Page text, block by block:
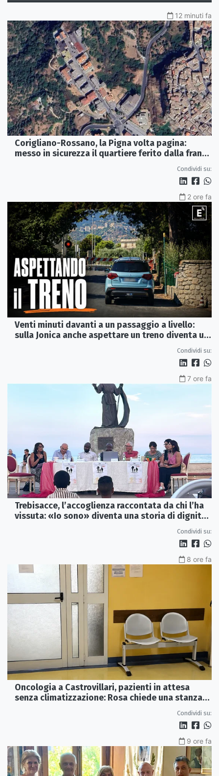
12 minuti fa
Corigliano-Rossano, la Pigna volta pagina:
messo in sicurezza il quartiere ferito dalla frana
Condividi su:
2 ore fa
Venti minuti davanti a un passaggio a livello:
sulla Jonica anche aspettare un treno diventa un
Condividi su:
7 ore fa
Trebisacce, l’accoglienza raccontata da chi l’ha
vissuta: «Io sono» diventa una storia di dignità
Condividi su:
8 ore fa
Oncologia a Castrovillari, pazienti in attesa
senza climatizzazione: Rosa chiede una stanza
Condividi su:
9 ore fa